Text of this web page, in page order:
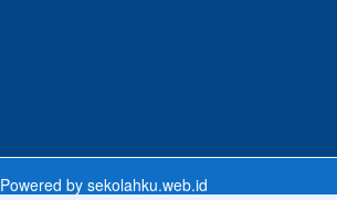
Powered by sekolahku.web.id